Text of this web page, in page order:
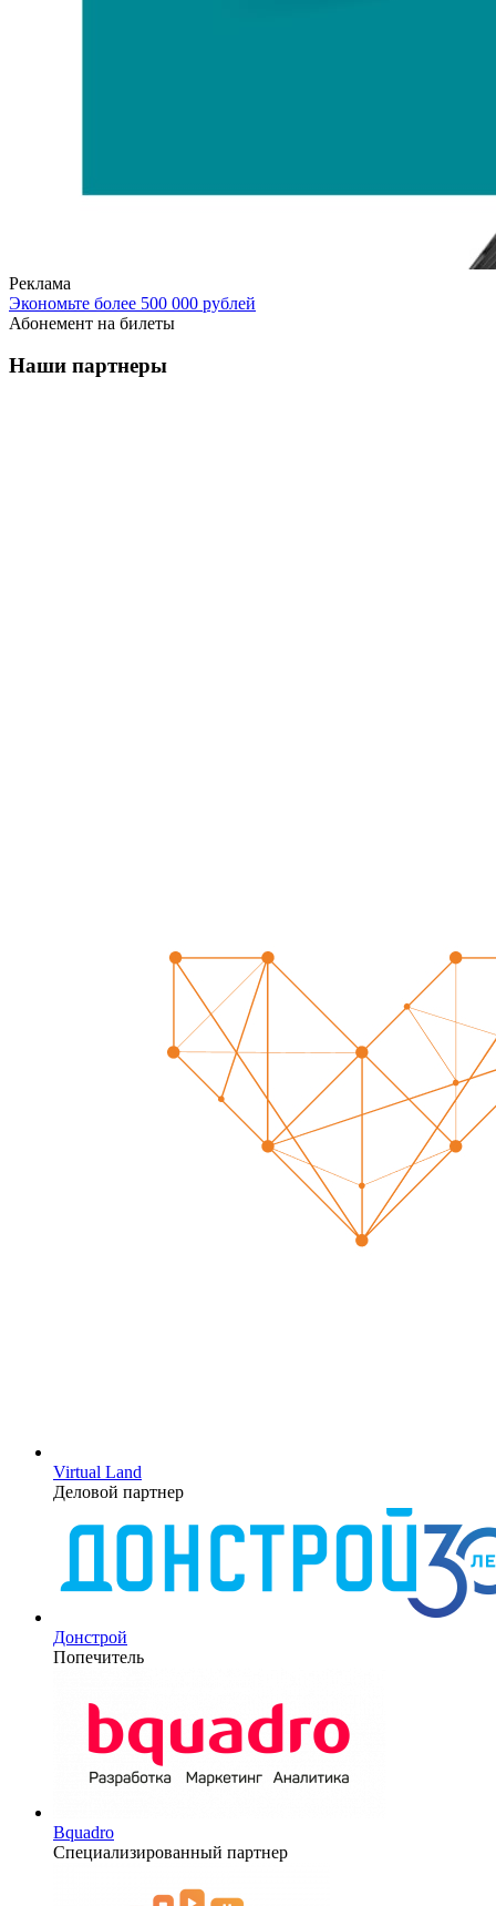
Реклама
Экономьте более 500 000 рублей
Абонемент на билеты
Наши партнеры
Virtual Land
Деловой партнер
Донстрой
Попечитель
Bquadro
Специализированный партнер